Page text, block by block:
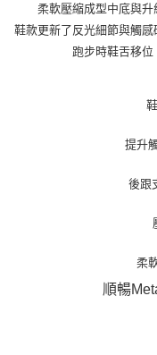
柔軟壓縮成型中底與升
鞋款更新了反光細節與觸
跑步時鞋舌移位
提升
後跟
柔
順暢